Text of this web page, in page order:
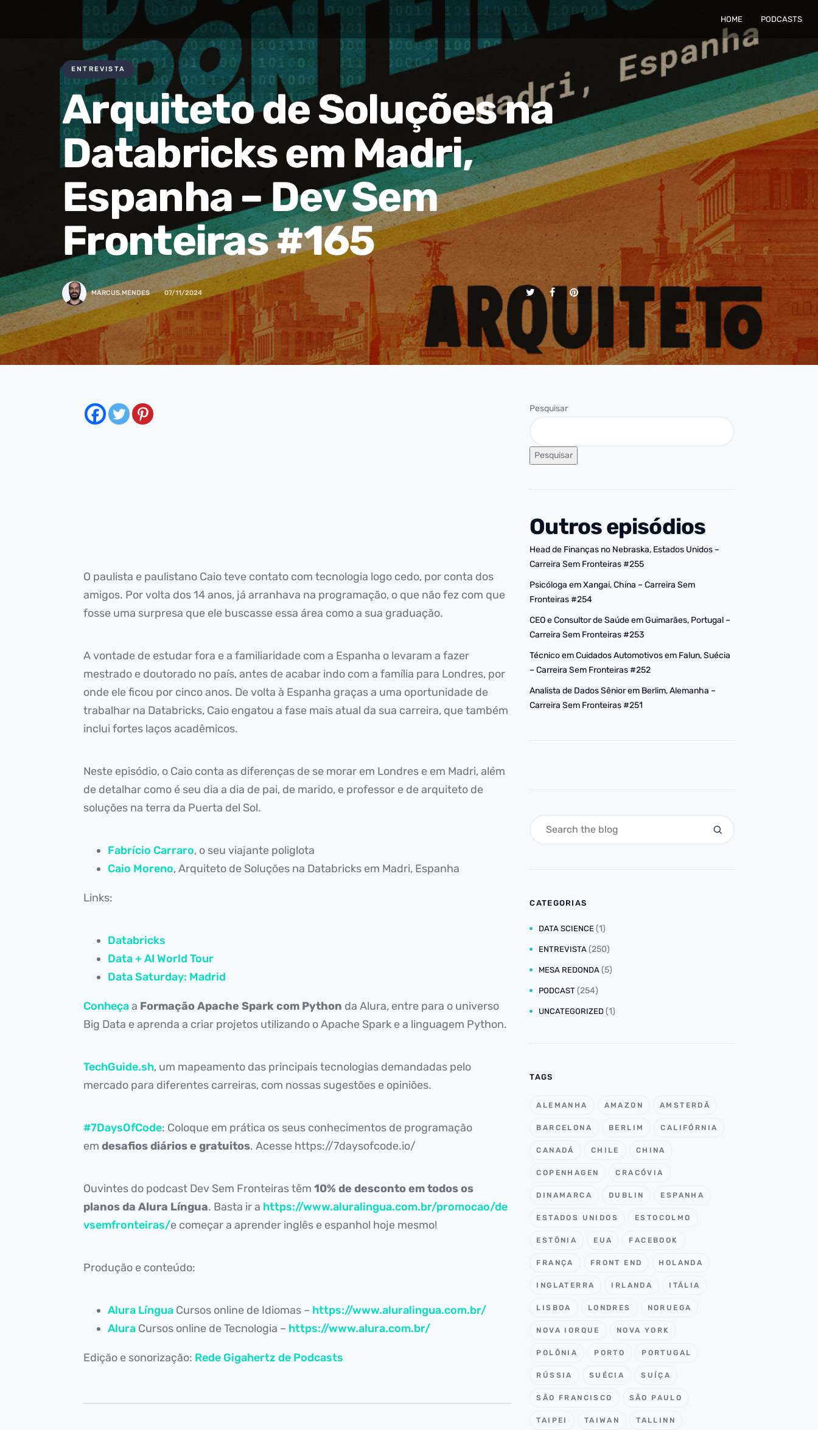
HOME PODCASTS
ENTREVISTA
Arquiteto de Soluções na
Databricks em Madri,
Espanha – Dev Sem
Fronteiras #165
MARCUS.MENDES 07/11/2024
O paulista e paulistano Caio teve contato com tecnologia logo cedo, por conta dos
amigos. Por volta dos 14 anos, já arranhava na programação, o que não fez com que
fosse uma surpresa que ele buscasse essa área como a sua graduação.
A vontade de estudar fora e a familiaridade com a Espanha o levaram a fazer
mestrado e doutorado no país, antes de acabar indo com a família para Londres, por
onde ele ficou por cinco anos. De volta à Espanha graças a uma oportunidade de
trabalhar na Databricks, Caio engatou a fase mais atual da sua carreira, que também
inclui fortes laços acadêmicos.
Neste episódio, o Caio conta as diferenças de se morar em Londres e em Madri, além
de detalhar como é seu dia a dia de pai, de marido, e professor e de arquiteto de
soluções na terra da Puerta del Sol.
Fabrício Carraro, o seu viajante poliglota
Caio Moreno, Arquiteto de Soluções na Databricks em Madri, Espanha
Links:
Databricks
Data + AI World Tour
Data Saturday: Madrid
Conheçaa Formação Apache Spark com Python da Alura, entre para o universo
Big Data e aprenda a criar projetos utilizando o Apache Spark e a linguagem Python.
TechGuide.sh, um mapeamento das principais tecnologias demandadas pelo
mercado para diferentes carreiras, com nossas sugestões e opiniões.
#7DaysOfCode: Coloque em prática os seus conhecimentos de programação
em desafios diários e gratuitos. Acesse https://7daysofcode.io/
Ouvintes do podcast Dev Sem Fronteiras têm 10% de desconto em todos os
planos da Alura Língua. Basta ir a https://www.aluralingua.com.br/promocao/de
vsemfronteiras/e começar a aprender inglês e espanhol hoje mesmo!
Produção e conteúdo:
Alura Língua Cursos online de Idiomas – https://www.aluralingua.com.br/
Alura Cursos online de Tecnologia – https://www.alura.com.br/
Edição e sonorização: Rede Gigahertz de Podcasts
Pesquisar
Pesquisar
Outros episódios
Head de Finanças no Nebraska, Estados Unidos –
Carreira Sem Fronteiras #255
Psicóloga em Xangai, China – Carreira Sem
Fronteiras #254
CEO e Consultor de Saúde em Guimarães, Portugal –
Carreira Sem Fronteiras #253
Técnico em Cuidados Automotivos em Falun, Suécia
– Carreira Sem Fronteiras #252
Analista de Dados Sênior em Berlim, Alemanha –
Carreira Sem Fronteiras #251
CATEGORIAS
DATA SCIENCE (1)
ENTREVISTA (250)
MESA REDONDA (5)
PODCAST (254)
UNCATEGORIZED (1)
TAGS
ALEMANHA AMAZON AMSTERDÃ
BARCELONA BERLIM CALIFÓRNIA
CANADÁ CHILE CHINA
COPENHAGEN CRACÓVIA
DINAMARCA DUBLIN ESPANHA
ESTADOS UNIDOS ESTOCOLMO
ESTÔNIA EUA FACEBOOK
FRANÇA FRONT END HOLANDA
INGLATERRA IRLANDA ITÁLIA
LISBOA LONDRES NORUEGA
NOVA IORQUE NOVA YORK
POLÔNIA PORTO PORTUGAL
RÚSSIA SUÉCIA SUÍÇA
SÃO FRANCISCO SÃO PAULO
TAIPEI TAIWAN TALLINN